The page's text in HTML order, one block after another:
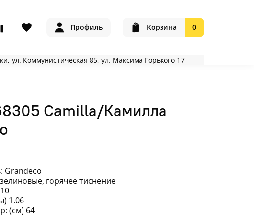
Профиль Корзина 0
ул. Коммунистическая 85, ул. Максима Горького 17
Camilla/Камилла
Grandeco
горячее тиснение
1.06
(см) 64